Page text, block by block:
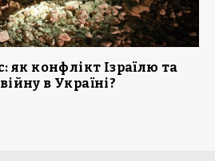
як конфлікт Ізраїлю та
в Україні?